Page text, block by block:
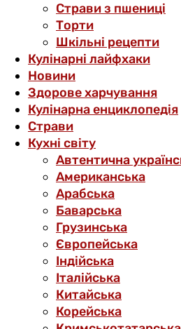
Страви з пшениці
Торти
Шкільні рецепти
Кулінарні лайфхаки
Новини
Здорове харчування
Кулінарна енциклопедія
Страви
Кухні світу
Автентична
Американська
Арабська
Баварська
Грузинська
Європейська
Індійська
Італійська
Китайська
Корейська